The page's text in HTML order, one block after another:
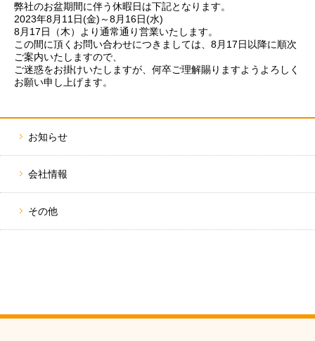
留学について 国で選ぶ お申込みの流れ コースで選ぶ
短期・長期留学
韓国学部留学（
ニュース イベント
050-3385-3602
お知らせ
会社情報
その他
弊社のお盆期間に伴う休暇日は下記となります。
2023年8月11日(金)～8月16日(水)
8月17日（木）より通常通り営業いたします。
この間に頂くお問い合わせにつきましては、8月17日以降に順次
ご案内いたしますので、
ご迷惑をお掛けいたしますが、何卒ご理解賜りますようよろしく
お願い申し上げます。